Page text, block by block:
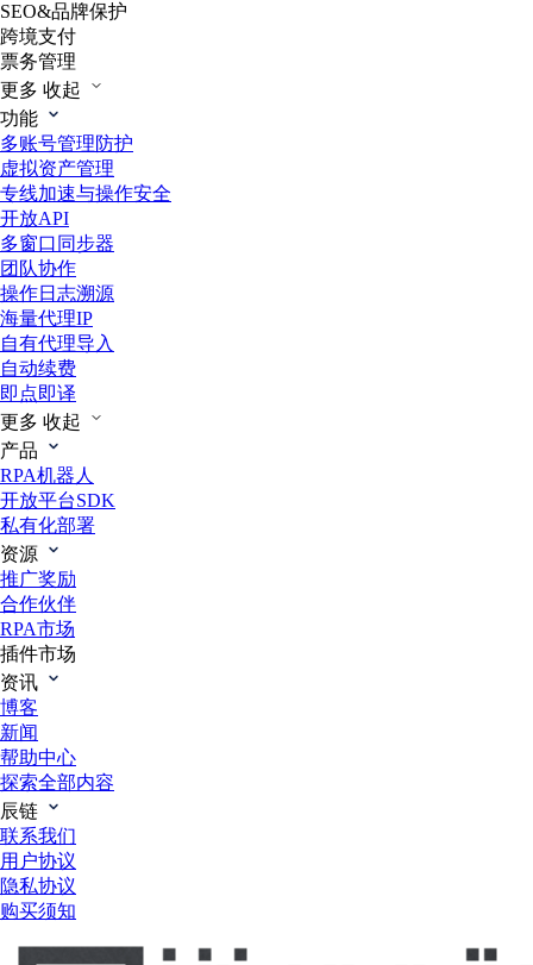
SEO&品牌保护
跨境支付
票务管理
更多 收起
功能
多账号管理防护
虚拟资产管理
专线加速与操作安全
开放API
多窗口同步器
团队协作
操作日志溯源
海量代理IP
自有代理导入
自动续费
即点即译
更多 收起
产品
RPA机器人
开放平台SDK
私有化部署
资源
推广奖励
合作伙伴
RPA市场
插件市场
资讯
博客
新闻
帮助中心
探索全部内容
辰链
联系我们
用户协议
隐私协议
购买须知